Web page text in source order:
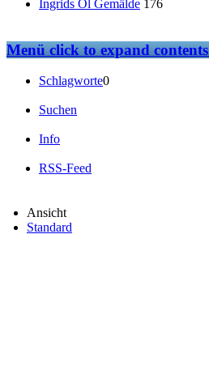
Ingrids Öl Gemälde 176
Menüclick to expand contents
Schlagworte0
Suchen
Info
RSS-Feed
Ansicht
Standard